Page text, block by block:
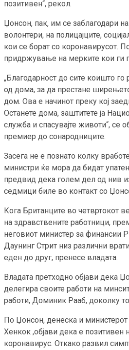
позитивен“, рекол.
Џонсон, пак, им се заблагодари
волонтери, на полицајците,
кои се борат со коронавирусот.
придржување на мерките кои ги
„Благодарност до сите коишто го
од дома, за да престане
дом. Ова е начинот преку кој
Останете дома, заштитете ја
служба и спасувајте животи“, се
премиер до сонародниците.
Засега не е познато колку
министри ќе мора да бидат
предвид дека голем дел од нив
седмици биле во контакт со
Кога Британците во четвртокот
на здравствените работници,
неговиот министер за финансии
Даунинг Стрит низ различни
еден до друг, пренесе владата.
Владата претходно објави дека
делегира своите работи на
работи, Доминик Рааб, доколку
По Џонсон, денеска и
Хенкок ,објави дека е позитивен
коронавирус. Откако развил